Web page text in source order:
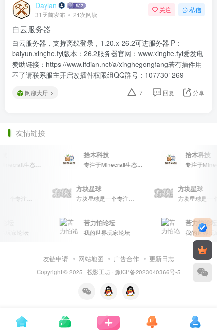
Daylan
31天前发布 24次阅读
关注 私信
白云服务器
白云服务器，支持离线登录，1.20.x-26.2可进服务器IP：
baiyun.xinghe.fyi版本：26.2服务器官网：www.xinghe.fyi爱发电
赞助链接：https://www.ifdian.net/a/xinghegongfang若有插件用
不了请联系服主开启改插件权限组QQ群号：1077301269
闲聊大厅 7 回复 分享
友情链接
专注于Minecraft生态建设
拾木科技
专注于Minecraft生态建设
拾木科技
方块星球 方块星球
家论坛
苦力怕论坛
我的世界玩家论坛
苦力怕论坛
我的世界玩家
友链申请 网站地图 广告合作 更新日志
Copyright © 2025 · 投影工坊· 豫ICP备2023040366号-5